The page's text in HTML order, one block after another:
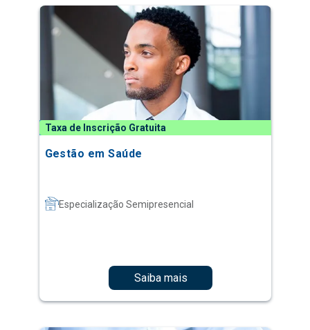
Taxa de Inscrição Gratuita
Gestão em Saúde
Especialização Semipresencial
Saiba mais